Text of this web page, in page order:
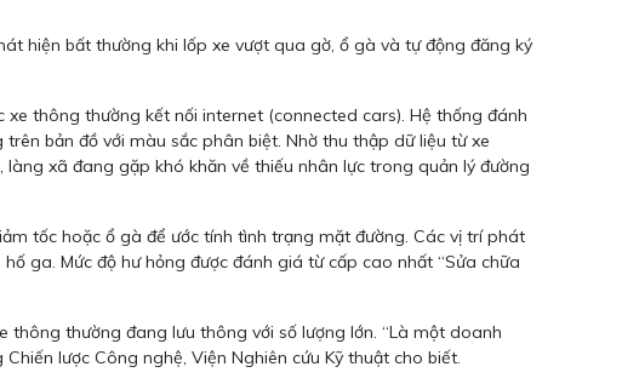
hiện bất thường khi lốp xe vượt qua gờ, ổ gà và tự động đăng ký
thông thường kết nối internet (connected cars). Hệ thống đánh
bản đồ với màu sắc phân biệt. Nhờ thu thập dữ liệu từ xe
xã đang gặp khó khăn về thiếu nhân lực trong quản lý đường
tốc hoặc ổ gà để ước tính tình trạng mặt đường. Các vị trí phát
ga. Mức độ hư hỏng được đánh giá từ cấp cao nhất “Sửa chữa
thường đang lưu thông với số lượng lớn. “Là một doanh
lược Công nghệ, Viện Nghiên cứu Kỹ thuật cho biết.